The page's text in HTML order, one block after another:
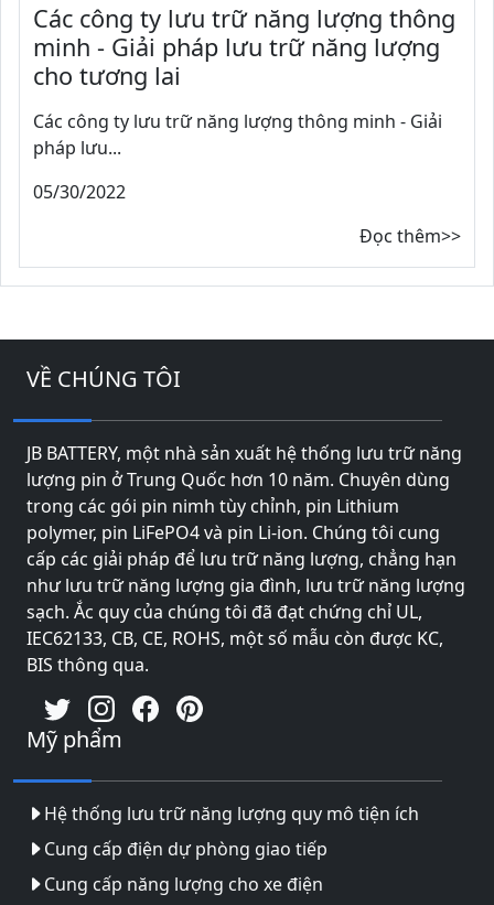
Các công ty lưu trữ năng lượng thông
minh - Giải pháp lưu trữ năng lượng
cho tương lai
Các công ty lưu trữ năng lượng thông minh - Giải
pháp lưu...
05/30/2022
Đọc thêm>>
VỀ CHÚNG TÔI
JB BATTERY, một nhà sản xuất hệ thống lưu trữ năng
lượng pin ở Trung Quốc hơn 10 năm. Chuyên dùng
trong các gói pin nimh tùy chỉnh, pin Lithium
polymer, pin LiFePO4 và pin Li-ion. Chúng tôi cung
cấp các giải pháp để lưu trữ năng lượng, chẳng hạn
như lưu trữ năng lượng gia đình, lưu trữ năng lượng
sạch. Ắc quy của chúng tôi đã đạt chứng chỉ UL,
IEC62133, CB, CE, ROHS, một số mẫu còn được KC,
BIS thông qua.
Mỹ phẩm
Hệ thống lưu trữ năng lượng quy mô tiện ích
Cung cấp điện dự phòng giao tiếp
Cung cấp năng lượng cho xe điện